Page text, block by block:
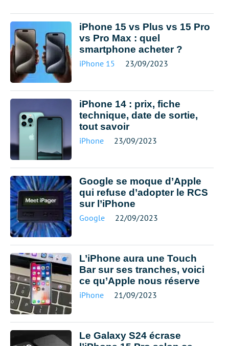
iPhone 15 vs Plus vs 15 Pro
vs Pro Max : quel
smartphone acheter ?
iPhone 15 23/09/2023
iPhone 14 : prix, fiche
technique, date de sortie,
tout savoir
iPhone 23/09/2023
Google se moque d’Apple
qui refuse d’adopter le RCS
sur l’iPhone
Google 22/09/2023
L’iPhone aura une Touch
Bar sur ses tranches, voici
ce qu’Apple nous réserve
iPhone 21/09/2023
Le Galaxy S24 écrase